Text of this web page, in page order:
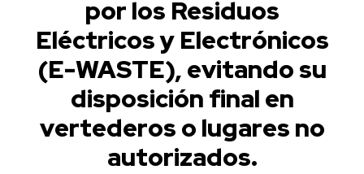
por los Residuos
Eléctricos y Electrónicos
(E-WASTE), evitando su
disposición final en
vertederos o lugares no
autorizados.